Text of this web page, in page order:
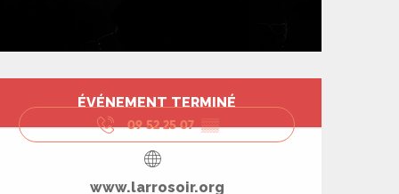
et
ÉVÉNEMENT TERMINÉ
09 52 25 07▒▒
www.larrosoir.org